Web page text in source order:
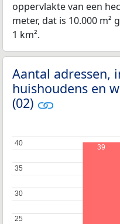
oppervlakte van een
meter, dat is 10.000 m²
1 km².
Aantal adressen,
huishoudens en
(02)
25
25
30
30
35
35
40
40
39